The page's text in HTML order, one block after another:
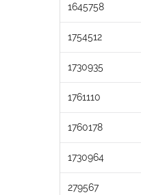
1645758
1754512
1730935
1761110
1760178
1730964
279567